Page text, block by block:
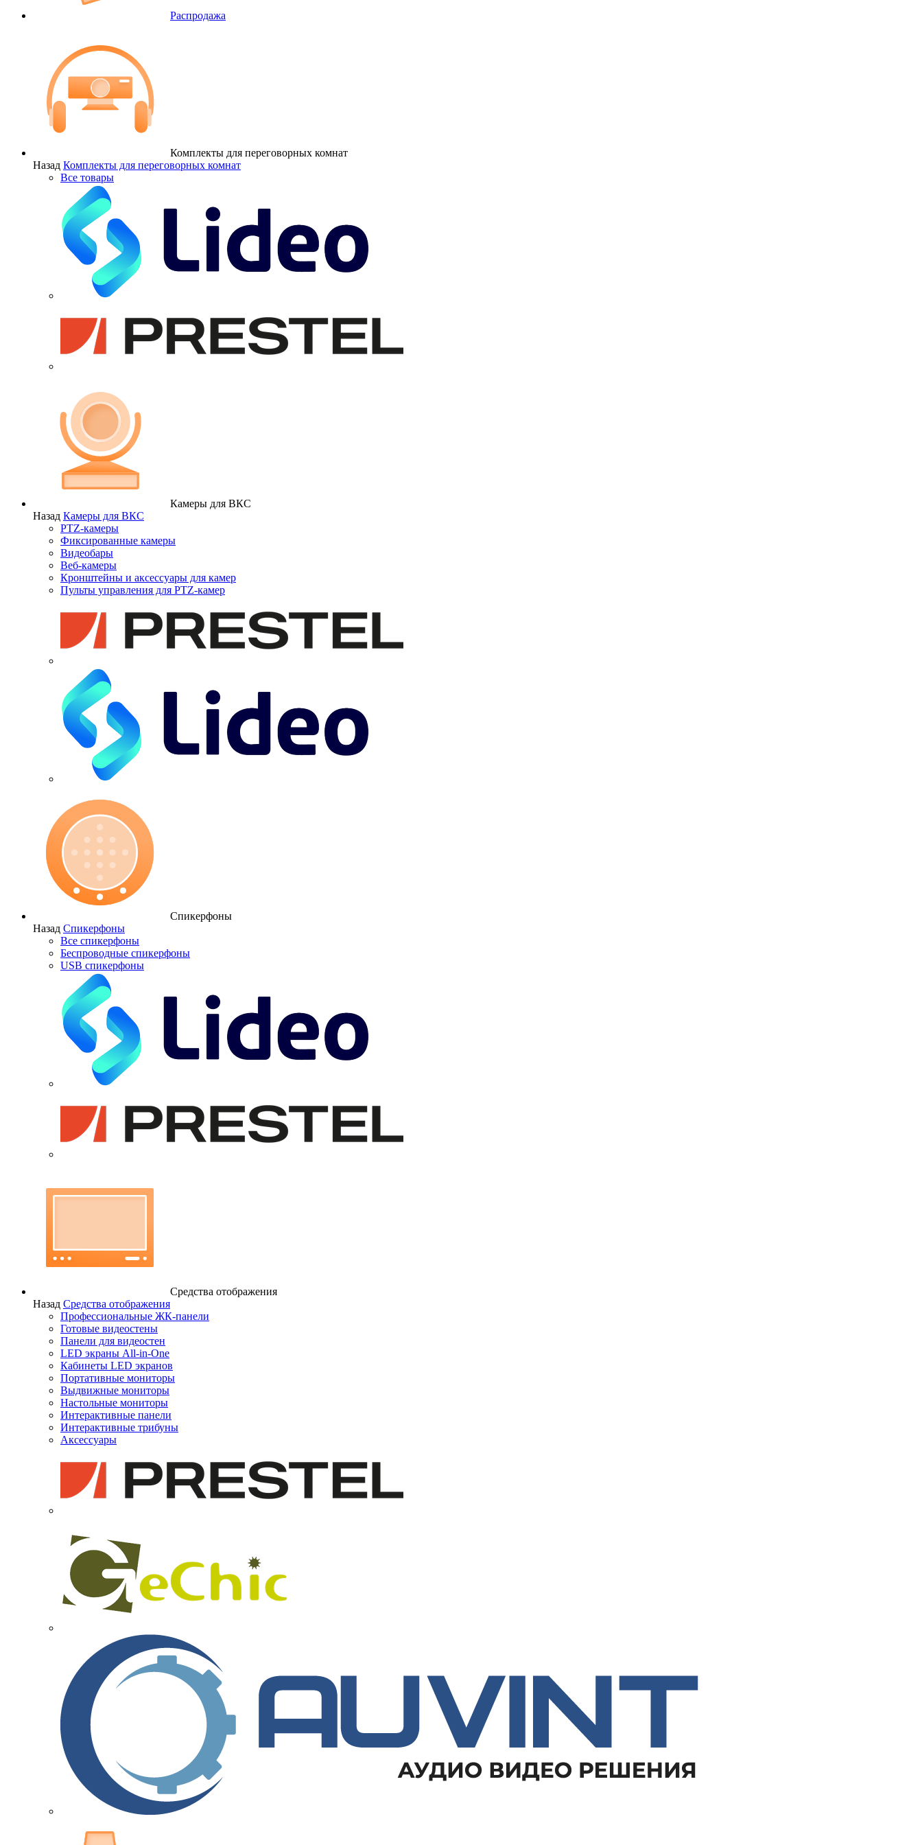
Распродажа
Комплекты для переговорных комнат
Назад Комплекты для переговорных комнат
Все товары
Камеры для ВКС
Назад Камеры для ВКС
PTZ-камеры
Фиксированные камеры
Видеобары
Веб-камеры
Кронштейны и аксессуары для камер
Пульты управления для PTZ-камер
Спикерфоны
Назад Спикерфоны
Все спикерфоны
Беспроводные спикерфоны
USB спикерфоны
Средства отображения
Назад Средства отображения
Профессиональные ЖК-панели
Готовые видеостены
Панели для видеостен
LED экраны All-in-One
Кабинеты LED экранов
Портативные мониторы
Выдвижные мониторы
Настольные мониторы
Интерактивные панели
Интерактивные трибуны
Аксессуары